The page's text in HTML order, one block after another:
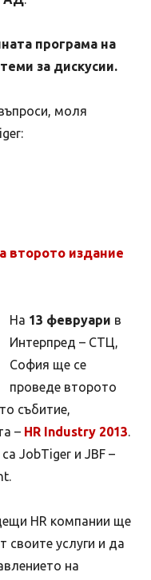
програма на
за дискусии.
моля
второто издание
На 13 февруари в
Интерпред – СТЦ,
София ще се
проведе второто
събитие,
– HR Industry 2013.
JobTiger и JBF –
HR компании ще
своите услуги и да
на